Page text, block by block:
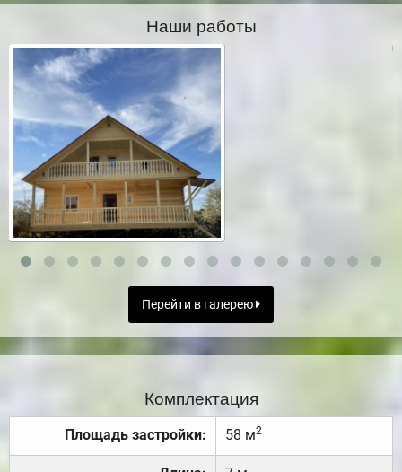
Наши работы
Перейти в галерею
Комплектация
Площадь застройки: 58 м2